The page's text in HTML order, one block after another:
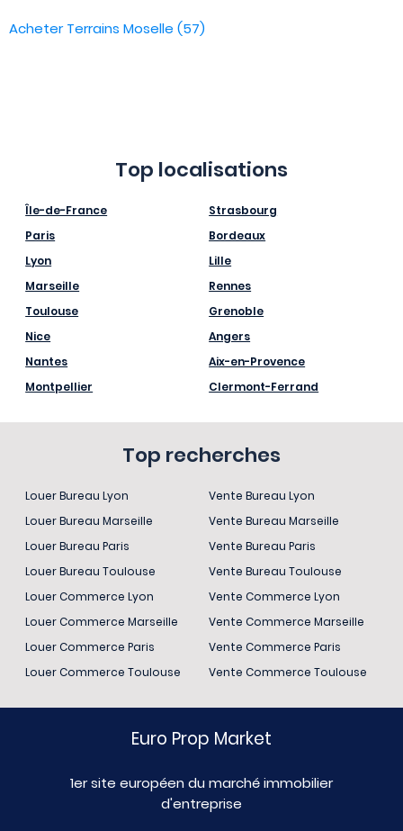
Acheter Terrains Moselle (57)
Top localisations
Île-de-France
Paris
Lyon
Marseille
Toulouse
Nice
Nantes
Montpellier
Strasbourg
Bordeaux
Lille
Rennes
Grenoble
Angers
Aix-en-Provence
Clermont-Ferrand
Top recherches
Louer Bureau Lyon
Louer Bureau Marseille
Louer Bureau Paris
Louer Bureau Toulouse
Louer Commerce Lyon
Louer Commerce Marseille
Louer Commerce Paris
Louer Commerce Toulouse
Vente Bureau Lyon
Vente Bureau Marseille
Vente Bureau Paris
Vente Bureau Toulouse
Vente Commerce Lyon
Vente Commerce Marseille
Vente Commerce Paris
Vente Commerce Toulouse
Euro Prop Market
1er site européen du marché immobilier
d'entreprise